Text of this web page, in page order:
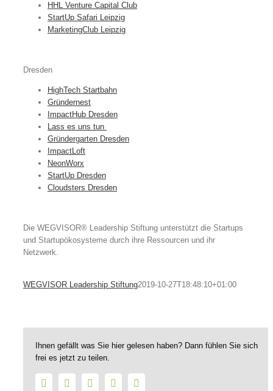
HHL Venture Capital Club
StartUp Safari Leipzig
MarketingClub Leipzig
Dresden
HighTech Startbahn
Gründernest
ImpactHub Dresden
Lass es uns tun
Gründergarten Dresden
ImpactLoft
NeonWorx
StartUp Dresden
Cloudsters Dresden
Die WEGVISOR® Leadership Stiftung unterstützt die Startups
und Startupökosysteme durch ihre Ressourcen und ihr
Netzwerk.
WEGVISOR Leadership Stiftung2019-10-27T18:48:10+01:00
Ihnen gefällt was Sie hier gelesen haben? Dann fühlen Sie sich
frei es jetzt zu teilen.
FacebookTwitter LinkedInWhatsApp